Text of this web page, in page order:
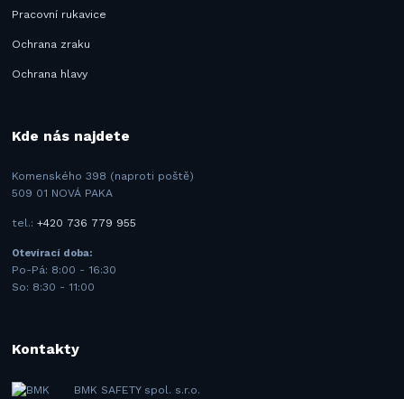
Pracovní rukavice
Ochrana zraku
Ochrana hlavy
Kde nás najdete
Komenského 398 (naproti poště)
509 01 NOVÁ PAKA
tel.:+420 736 779 955
Otevírací doba:
Po-Pá: 8:00 - 16:30
So: 8:30 - 11:00
Kontakty
BMK SAFETY spol. s.r.o.